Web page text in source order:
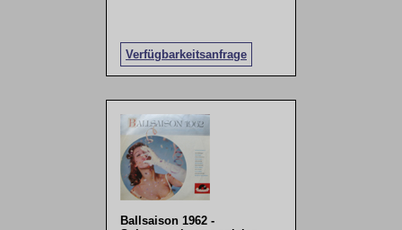
Verfügbarkeitsanfrage
Ballsaison 1962 -